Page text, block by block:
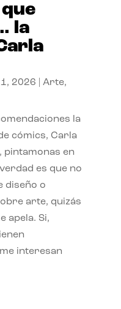
la
2026 Arte,
la
cómics, Carla
pintamonas en
es que no
diseño o
arte, quizás
apela. Si,
interesan